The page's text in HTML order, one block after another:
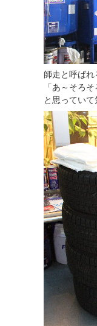
師走と呼ば
「あ～そろ
と思っていて